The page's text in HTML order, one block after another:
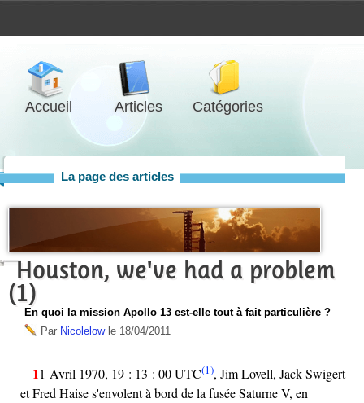
Accueil Articles Catégories
La page des articles
Houston, we've had a problem
(1)
En quoi la mission Apollo 13 est-elle tout à fait particulière ?
Par Nicolelowle 18/04/2011
11 Avril 1970, 19 : 13 : 00 UTC(1), Jim Lovell, Jack Swigert
et Fred Haise s'envolent à bord de la fusée Saturne V, en